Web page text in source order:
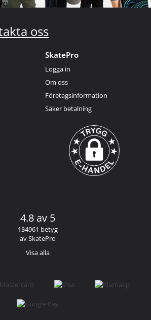
oss
SkatePro
Logga in
Om oss
Företagsinformation
Säker betalning
4.8 av 5
134961 betyg
av SkatePro
Visa alla